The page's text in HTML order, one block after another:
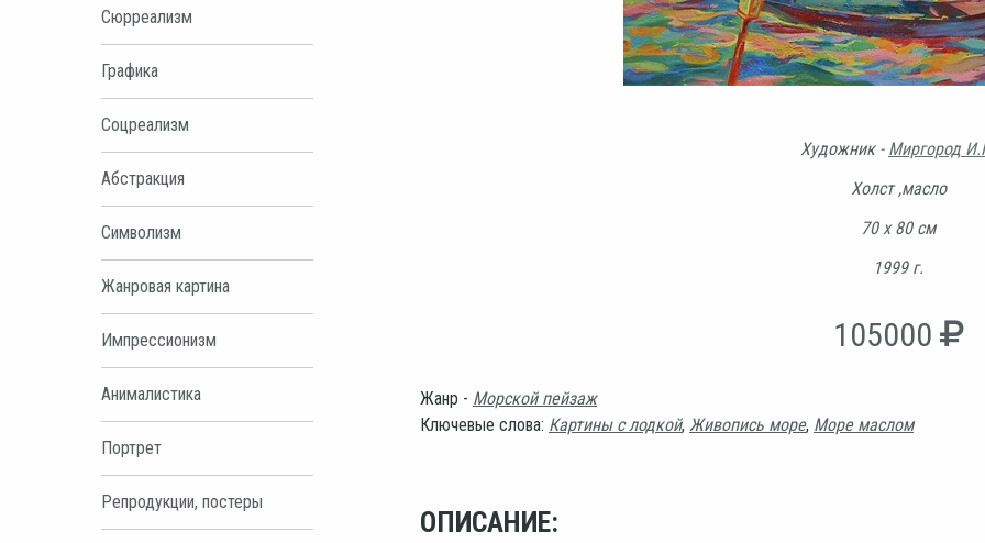
Сюрреализм
Графика
Соцреализм
Абстракция
Символизм
Жанровая картина
Импрессионизм
Анималистика
Портрет
Репродукции, постеры
Художник - Миргород
Холст ,масло
70 х 80 см
1999 г.
105000
Жанр - Морской пейзаж
Ключевые слова: Картины с лодкой, Живопись море, Море маслом
ОПИСАНИЕ: